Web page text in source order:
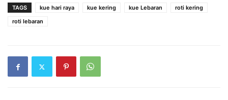
TAGS kue hari raya kue kering kue Lebaran
roti kering
roti lebaran